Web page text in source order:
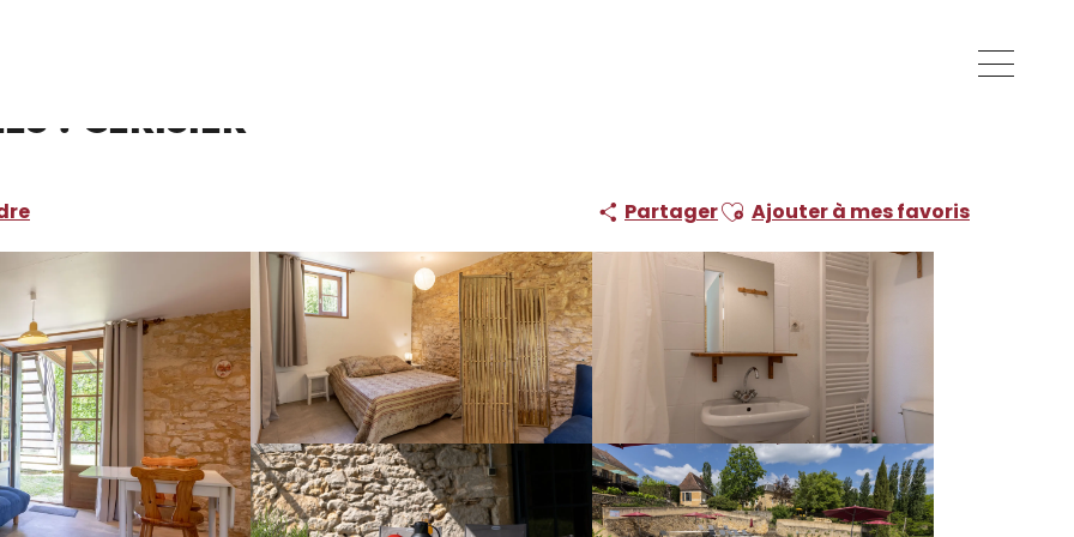
: Cerisier
PartagerAjouter aux favoris
Ajouter à mes favoris